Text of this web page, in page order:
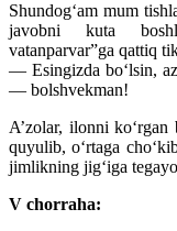
Shundog‘am mum
javobni kuta
vatanparvar”ga qattiq
— Esingizda bo‘lsin,
— bolshvekman!
A’zolar, ilonni ko‘rgan
quyulib, o‘rtaga
jimlikning jig‘iga
V chorraha: